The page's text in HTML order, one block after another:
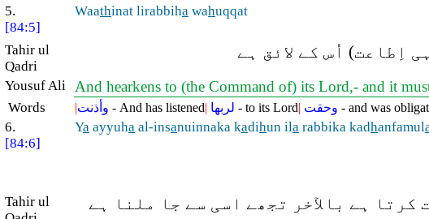
5.
[84:5]
Waathinat lirabbiha wahuqqat
Tahir ul
Qadri
اِطاعت) اُس کے لائق ہے
Yousuf Ali And hearkens to (the Command of) its Lord,- and it
Words |وأذنت - And has listened| لربها - to its Lord| وحقت - and was
6.
[84:6]
Ya ayyuha al-insanuinnaka kadihun ila rabbika kadhanfamul
Tahir ul
ہے بالآخر تجھے اسی سے جا ملنا ہے